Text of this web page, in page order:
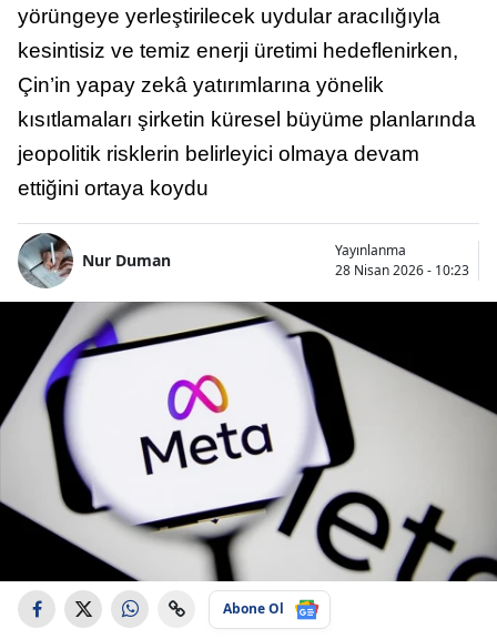
yörüngeye yerleştirilecek uydular aracılığıyla
kesintisiz ve temiz enerji üretimi hedeflenirken,
Çin’in yapay zekâ yatırımlarına yönelik
kısıtlamaları şirketin küresel büyüme planlarında
jeopolitik risklerin belirleyici olmaya devam
ettiğini ortaya koydu
Nur Duman
Yayınlanma
28 Nisan 2026 - 10:23
Abone Ol